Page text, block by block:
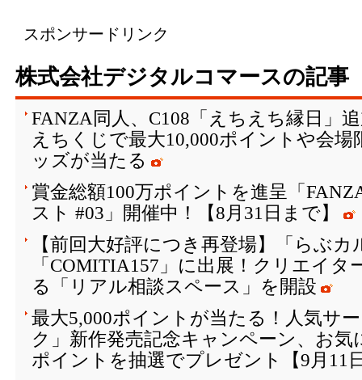
スポンサードリンク
株式会社デジタルコマースの記事
FANZA同人、C108「えちえち縁日」
えちくじで最大10,000ポイントや会
ッズが当たる
賞金総額100万ポイントを進呈「
スト #03」開催中！【8月31日まで】
【前回大好評につき再登場】「らぶカ
「COMITIA157」に出展！クリエイタ
る「リアル相談スペース」を開設
最大5,000ポイントが当たる！人気サ
ク」新作発売記念キャンペーン、お
ポイントを抽選でプレゼント【9月11